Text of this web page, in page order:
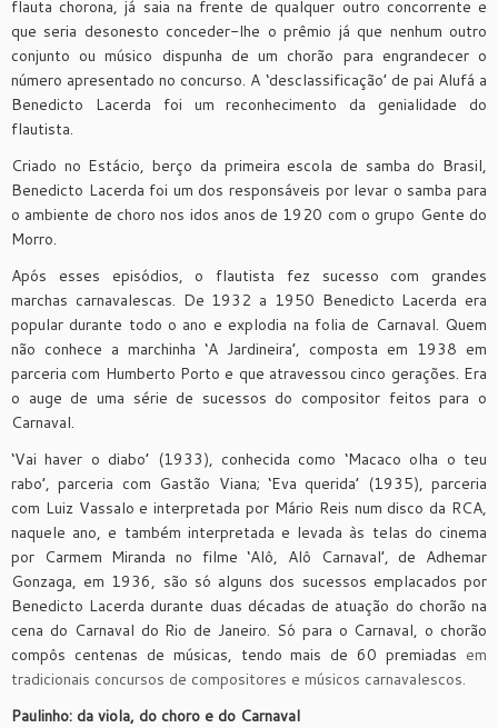
flauta chorona, já saia na frente de qualquer outro concorrente e
que seria desonesto conceder-lhe o prêmio já que nenhum outro
conjunto ou músico dispunha de um chorão para engrandecer o
número apresentado no concurso. A ‘desclassificação’ de pai Alufá a
Benedicto Lacerda foi um reconhecimento da genialidade do
flautista.
Criado no Estácio, berço da primeira escola de samba do Brasil,
Benedicto Lacerda foi um dos responsáveis por levar o samba para
o ambiente de choro nos idos anos de 1920 com o grupo Gente do
Morro.
Após esses episódios, o flautista fez sucesso com grandes
marchas carnavalescas. De 1932 a 1950 Benedicto Lacerda era
popular durante todo o ano e explodia na folia de Carnaval. Quem
não conhece a marchinha ‘A Jardineira’, composta em 1938 em
parceria com Humberto Porto e que atravessou cinco gerações. Era
o auge de uma série de sucessos do compositor feitos para o
Carnaval.
‘Vai haver o diabo’ (1933), conhecida como ‘Macaco olha o teu
rabo’, parceria com Gastão Viana; ‘Eva querida’ (1935), parceria
com Luiz Vassalo e interpretada por Mário Reis num disco da RCA,
naquele ano, e também interpretada e levada às telas do cinema
por Carmem Miranda no filme ‘Alô, Alô Carnaval’, de Adhemar
Gonzaga, em 1936, são só alguns dos sucessos emplacados por
Benedicto Lacerda durante duas décadas de atuação do chorão na
cena do Carnaval do Rio de Janeiro. Só para o Carnaval, o chorão
compôs centenas de músicas, tendo mais de 60 premiadas em
tradicionais concursos de compositores e músicos carnavalescos.
Paulinho: da viola, do choro e do Carnaval